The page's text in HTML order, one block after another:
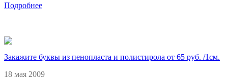
Подробнее
Закажите буквы из пенопласта и полистирола от 65 руб. /1см.
18 мая 2009